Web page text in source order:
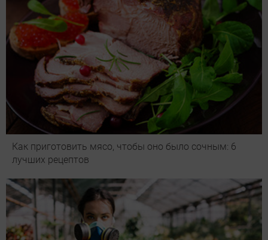
Как приготовить мясо, чтобы оно было сочным: 6
лучших рецептов